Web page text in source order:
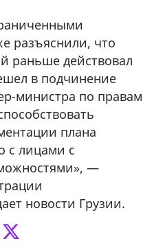
разъяснили, что
раньше действовал
в подчинение
министра по правам
плана
с лицами с
—
новости Грузии.